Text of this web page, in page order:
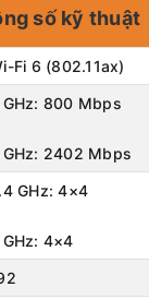
, đáp ứng nhu
MIMO (4×4)giúp
bị kết nối cùng
– Phủ sóng
lưới phủ sóng
số kỹ thuật
Fi 6 (802.11ax)
800 Mbps
GHz: 2402 Mbps
GHz: 4×4
4×4